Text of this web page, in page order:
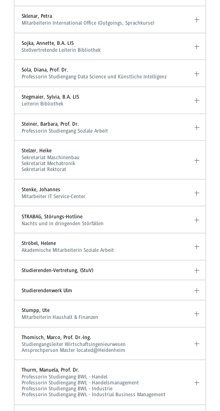
Sklenar, Petra
Mitarbeiterin International Office (Outgoings, Sprachkurse)
Sojka, Annette, B.A. LIS
Stellvertretende Leiterin Bibliothek
Sola, Diana, Prof. Dr.
Professorin Studiengang Data Science und Künstliche Intelligenz
Stegmaier, Sylvia, B.A. LIS
Leiterin Bibliothek
Steiner, Barbara, Prof. Dr.
Professorin Studiengang Soziale Arbeit
Stelzer, Heike
Sekretariat Maschinenbau
Sekretariat Mechatronik
Sekretariat Rektorat
Stenke, Johannes
Mitarbeiter IT Service-Center
STRABAG, Störungs-Hotline
Nachts und in dringenden Störfällen
Ströbel, Helene
Akademische Mitarbeiterin Soziale Arbeit
Studierenden-Vertretung, (StuV)
Studierendenwerk Ulm
Stumpp, Ute
Mitarbeiterin Haushalt & Finanzen
Thomisch, Marco, Prof. Dr.-Ing.
Studiengangsleiter Wirtschaftsingenieurwesen
Ansprechperson Master located@Heidenheim
Thurm, Manuela, Prof. Dr.
Professorin Studiengang BWL - Handel
Professorin Studiengang BWL - Handelsmanagement
Professorin Studiengang BWL - Industrie
Professorin Studiengang BWL - Industrial Business Management